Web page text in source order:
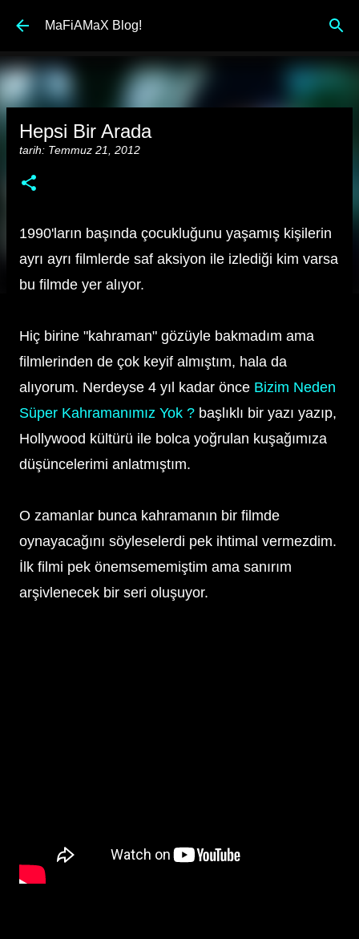
Ana içeriğe atla
MaFiAMaX Blog!
Hepsi Bir Arada
tarih: Temmuz 21, 2012
1990'ların başında çocukluğunu yaşamış kişilerin
ayrı ayrı filmlerde saf aksiyon ile izlediği kim varsa
bu filmde yer alıyor.
Hiç birine "kahraman" gözüyle bakmadım ama
filmlerinden de çok keyif almıştım, hala da
alıyorum. Nerdeyse 4 yıl kadar önce Bizim Neden
Süper Kahramanımız Yok ? başlıklı bir yazı yazıp,
Hollywood kültürü ile bolca yoğrulan kuşağımıza
düşüncelerimi anlatmıştım.
O zamanlar bunca kahramanın bir filmde
oynayacağını söyleselerdi pek ihtimal vermezdim.
İlk filmi pek önemsememiştim ama sanırım
arşivlenecek bir seri oluşuyor.